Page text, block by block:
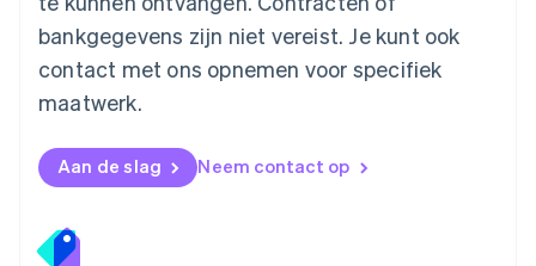
bankgegevens zijn niet vereist. Je kunt ook
contact met ons opnemen voor specifiek
maatwerk.
Aan de slag Neem contact op
English
Noorwegen
English
DeutschEnglish
English
Portugal
Roemenië
English